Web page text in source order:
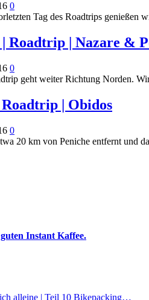
0
Tag des Roadtrips genießen
Roadtrip | Nazare &
0
geht weiter Richtung Norden.
| Obidos
0
20 km von Peniche entfernt und
Instant Kaffee.
alleine | Teil 10 Bikepacking…